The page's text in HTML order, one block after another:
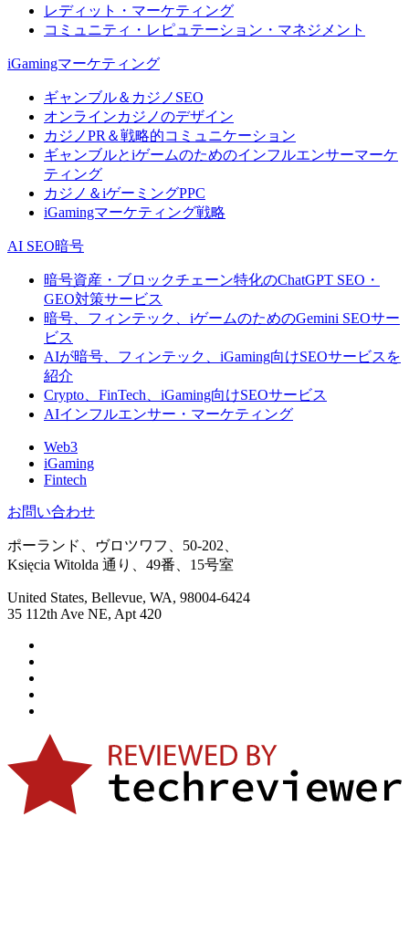
レディット・マーケティング
コミュニティ・レピュテーション・マネジメント
iGamingマーケティング
ギャンブル＆カジノSEO
オンラインカジノのデザイン
カジノPR＆戦略的コミュニケーション
ギャンブルとiゲームのためのインフルエンサーマーケ
ティング
カジノ＆iゲーミングPPC
iGamingマーケティング戦略
AI SEO暗号
暗号資産・ブロックチェーン特化のChatGPT SEO・
GEO対策サービス
暗号、フィンテック、iゲームのためのGemini SEOサー
ビス
AIが暗号、フィンテック、iGaming向けSEOサービスを
紹介
Crypto、FinTech、iGaming向けSEOサービス
AIインフルエンサー・マーケティング
Web3
iGaming
Fintech
お問い合わせ
ポーランド、ヴロツワフ、50-202、
Księcia Witolda 通り、49番、15号室
United States, Bellevue, WA, 98004-6424
35 112th Ave NE, Apt 420